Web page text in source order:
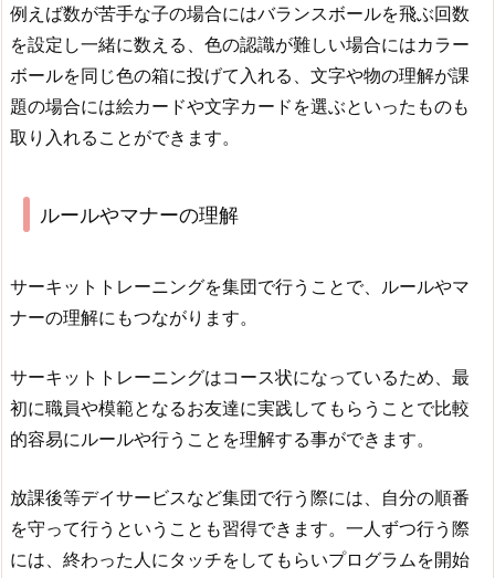
例えば数が苦手な子の場合にはバランスボールを飛ぶ回数
を設定し一緒に数える、色の認識が難しい場合にはカラー
ボールを同じ色の箱に投げて入れる、文字や物の理解が課
題の場合には絵カードや文字カードを選ぶといったものも
取り入れることができます。
ルールやマナーの理解
サーキットトレーニングを集団で行うことで、ルールやマ
ナーの理解にもつながります。
サーキットトレーニングはコース状になっているため、最
初に職員や模範となるお友達に実践してもらうことで比較
的容易にルールや行うことを理解する事ができます。
放課後等デイサービスなど集団で行う際には、自分の順番
を守って行うということも習得できます。一人ずつ行う際
には、終わった人にタッチをしてもらいプログラムを開始